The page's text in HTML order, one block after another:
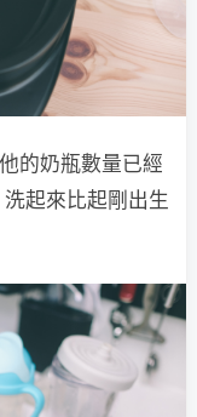
的奶瓶數量已經
起來比起剛出生